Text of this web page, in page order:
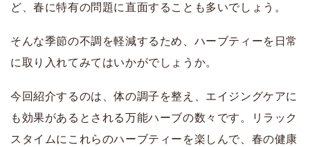
ど、春に特有の問題に直面することも多いでしょう。
そんな季節の不調を軽減するため、ハーブティーを日常
に取り入れてみてはいかがでしょうか。
今回紹介するのは、体の調子を整え、エイジングケアに
も効果があるとされる万能ハーブの数々です。リラック
スタイムにこれらのハーブティーを楽しんで、春の健康